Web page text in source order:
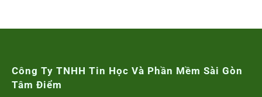
Công Ty TNHH Tin Học Và Phần Mềm Sài Gòn
Tâm Điểm